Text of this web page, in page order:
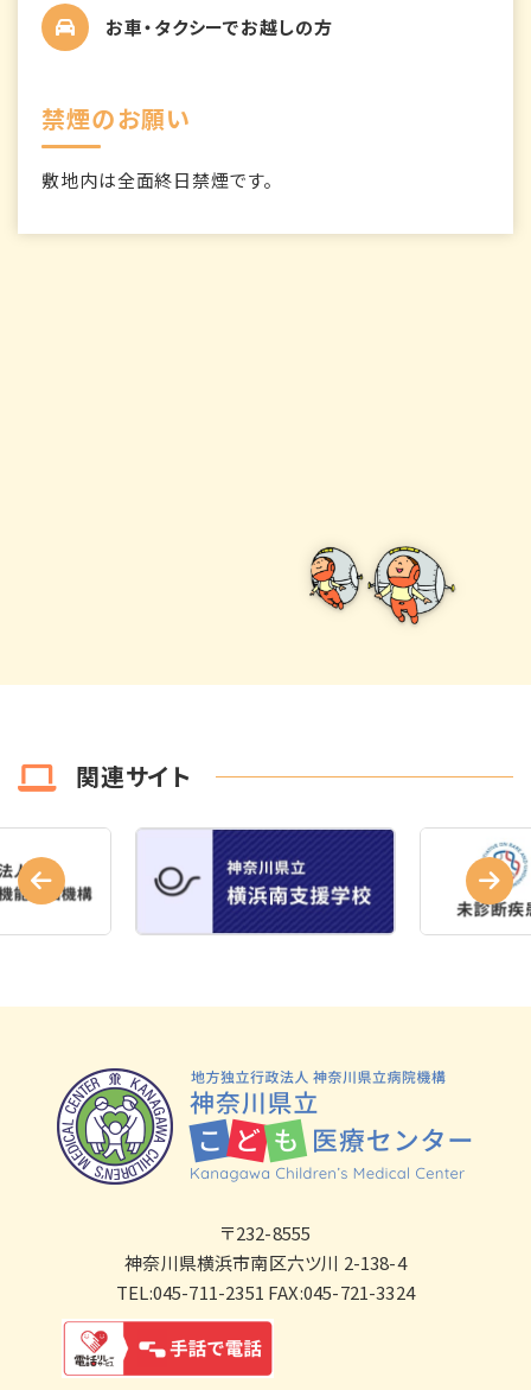
お車・タクシーでお越しの方
禁煙のお願い
敷地内は全面終日禁煙です。
関連サイト
〒232-8555
神奈川県横浜市南区六ツ川 2-138-4
TEL:045-711-2351 FAX:045-721-3324